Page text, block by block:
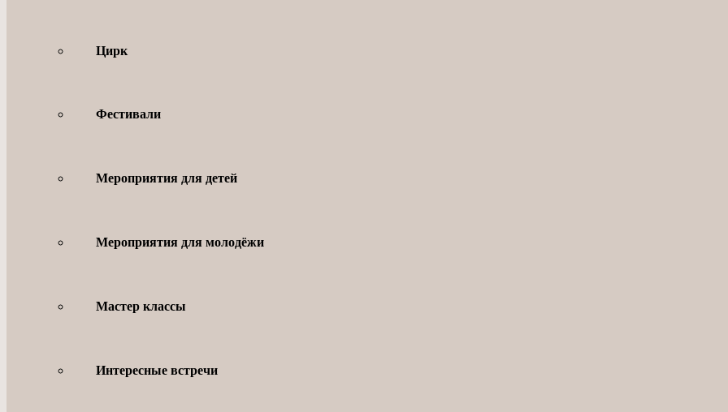
Цирк
Фестивали
Мероприятия для детей
Мероприятия для молодёжи
Мастер классы
Интересные встречи